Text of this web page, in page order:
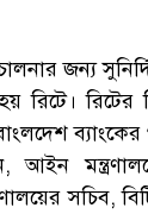
জন্য
রিটে। রিটের
আইন
সচিব,